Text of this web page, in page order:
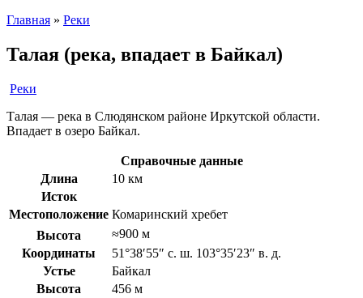
Главная » Реки
Талая (река, впадает в Байкал)
Реки
Талая — река в Слюдянском районе Иркутской области.
Впадает в озеро Байкал.
Справочные данные
Длина
10 км
Исток
Местоположение Комаринский хребет
Высота
≈900 м
Координаты
51°38′55″ с. ш. 103°35′23″ в. д.
Устье
Байкал
Высота
456 м